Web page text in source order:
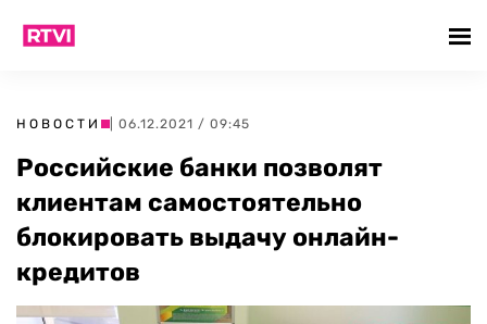
НОВОСТИ | 06.12.2021 / 09:45
Российские банки позволят
клиентам самостоятельно
блокировать выдачу онлайн-
кредитов